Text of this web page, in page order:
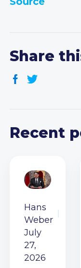
Share
Recent
Hans
Weber
July
27,
2026